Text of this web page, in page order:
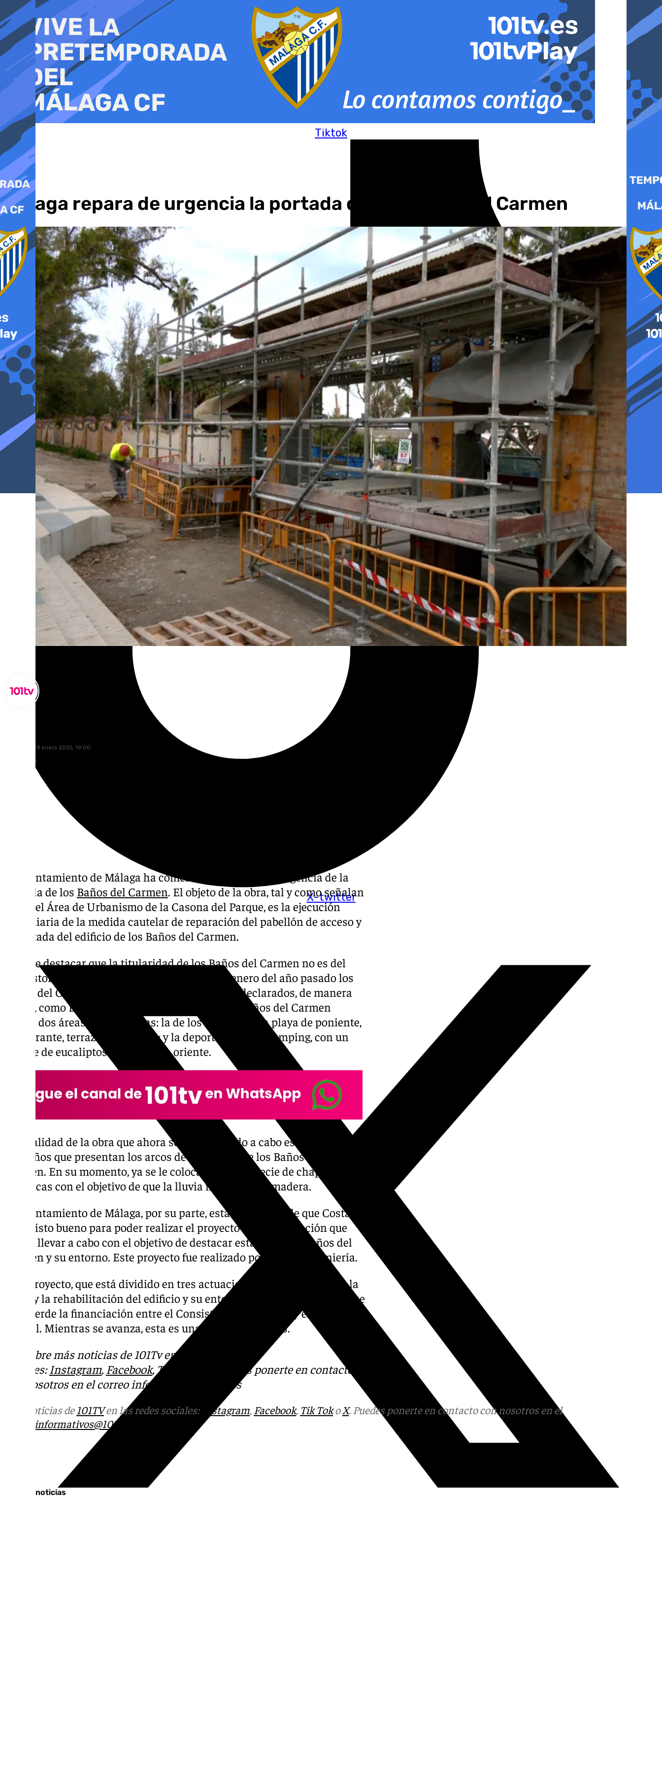
al
contenido
Tiktok
X-twitter
Málaga repara de urgencia la portada de los Baños del Carmen
miércoles, 29 enero 2025, 19:00
Compartir:
El Ayuntamiento de Málaga ha comenzado las obras de urgencia de la
portada de los Baños del Carmen. El objeto de la obra, tal y como señalan
desde el Área de Urbanismo de la Casona del Parque, es la ejecución
subsidiaria de la medida cautelar de reparación del pabellón de acceso y
la portada del edificio de los Baños del Carmen.
Se debe destacar que la titularidad de los Baños del Carmen no es del
Consistorio malagueño. Esto se debe a que en enero del año pasado los
Baños del Carmen -construidos en 1919- fueron declarados, de manera
oficial, como Bien de Interés Cultural (BIC). Los Baños del Carmen
tienen dos áreas diferenciadas: la de los baños, con la playa de poniente,
restaurante, terrazas y jardines; y la deportiva o la de camping, con un
bosque de eucaliptos y la playa de oriente.
La finalidad de la obra que ahora se está llevando a cabo es la de reparar
los daños que presentan los arcos de la portada de los Baños del
Carmen. En su momento, ya se le colocaron una especie de chapas
metálicas con el objetivo de que la lluvia no dañase la madera.
El Ayuntamiento de Málaga, por su parte, está a la espera de que Costas
dé el visto bueno para poder realizar el proyecto de rehabilitación que
quiere llevar a cabo con el objetivo de destacar esta zona, los Baños del
Carmen y su entorno. Este proyecto fue realizado por Narval Ingeniería.
Este proyecto, que está dividido en tres actuaciones (la terrestre, la de la
playa y la rehabilitación del edificio y su entorno) sigue a la espera de que
se acuerde la financiación entre el Consistorio malagueño y el Gobierno
central. Mientras se avanza, esta es una de las incógnitas.
Descubre más noticias de 101Tv en las redes
sociales: Instagram, Facebook, Tik Tok
. Puedes ponerte en contacto
con nosotros en el correo informativos@101tv.es
Más noticias de 101TVen las redes sociales: Instagram, Facebook, Tik TokoX. Puedes ponerte en contacto con nosotros en el
informativos@101tv.es
Últimas noticias